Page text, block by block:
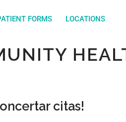
FORMS LOCATIONS
citas!